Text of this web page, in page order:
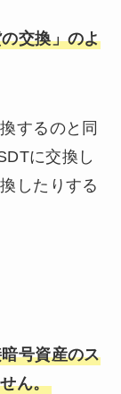
交換」のよ
するのと同
に交換し
したりする
号資産のス
ん。